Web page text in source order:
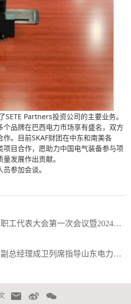
SETE Partners投资公司的主要业务。
品牌在巴西电力市场享有盛名，双方
。目前SKAF财团在中东和南美各
项目合作，愿助力中国电气装备参与项
发展作出贡献。
参加会谈。
中国电气装备召开第一届职工代表大会第一次会议暨2024年工作会议
中国电气装备党委常委、副总经理成卫列席指导山东电力设备有限公司党委主题教育专题民主生活会并开展调研